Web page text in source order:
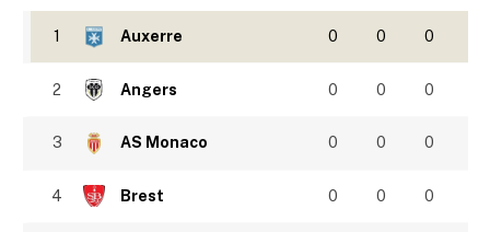
1 Auxerre 0 0 0
2 Angers 0 0 0
3 AS Monaco 0 0 0
4 Brest 0 0 0